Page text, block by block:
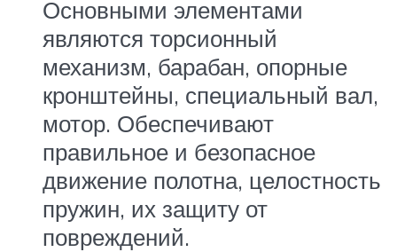
Основными элементами
являются торсионный
механизм, барабан, опорные
кронштейны, специальный вал,
мотор. Обеспечивают
правильное и безопасное
движение полотна, целостность
пружин, их защиту от
повреждений.